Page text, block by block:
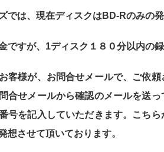
では、現在ディスクはBD-Rのみの発
ですが、1ディスク１８０分以内の
客様が、お問合せメールで、ご依
合せメールから確認のメールを送
号を記入していただきます。こち
想させて頂いております。